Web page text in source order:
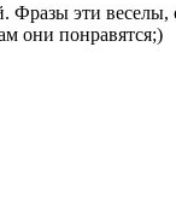
Фразы эти
они понравятся;)